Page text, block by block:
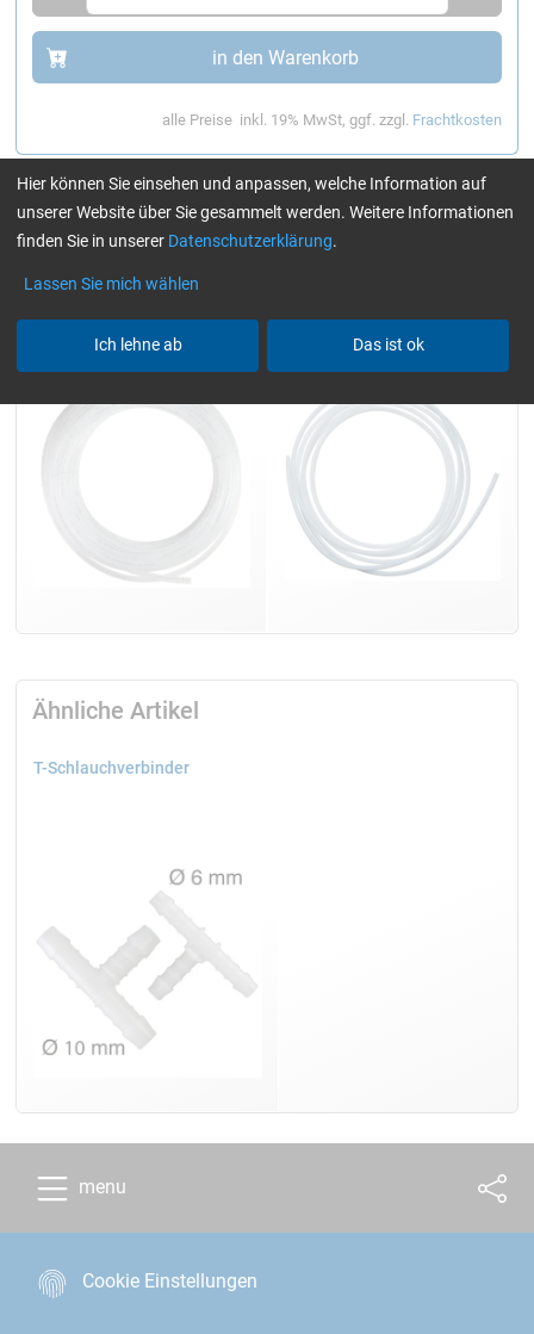
in den Warenkorb
alle Preise inkl. 19% MwSt, ggf. zzgl. Frachtkosten
Zubehör
Pumpenschlauch (Ø 6/8 und
Ähnliche Artikel
T-Schlauchverbinder
menu
Cookie Einstellungen
Hier können Sie einsehen und anpassen, welche Information auf
unserer Website über Sie gesammelt werden. Weitere Informationen
finden Sie in unserer Datenschutzerklärung.
Lassen Sie mich wählen
Ich lehne ab Das ist ok